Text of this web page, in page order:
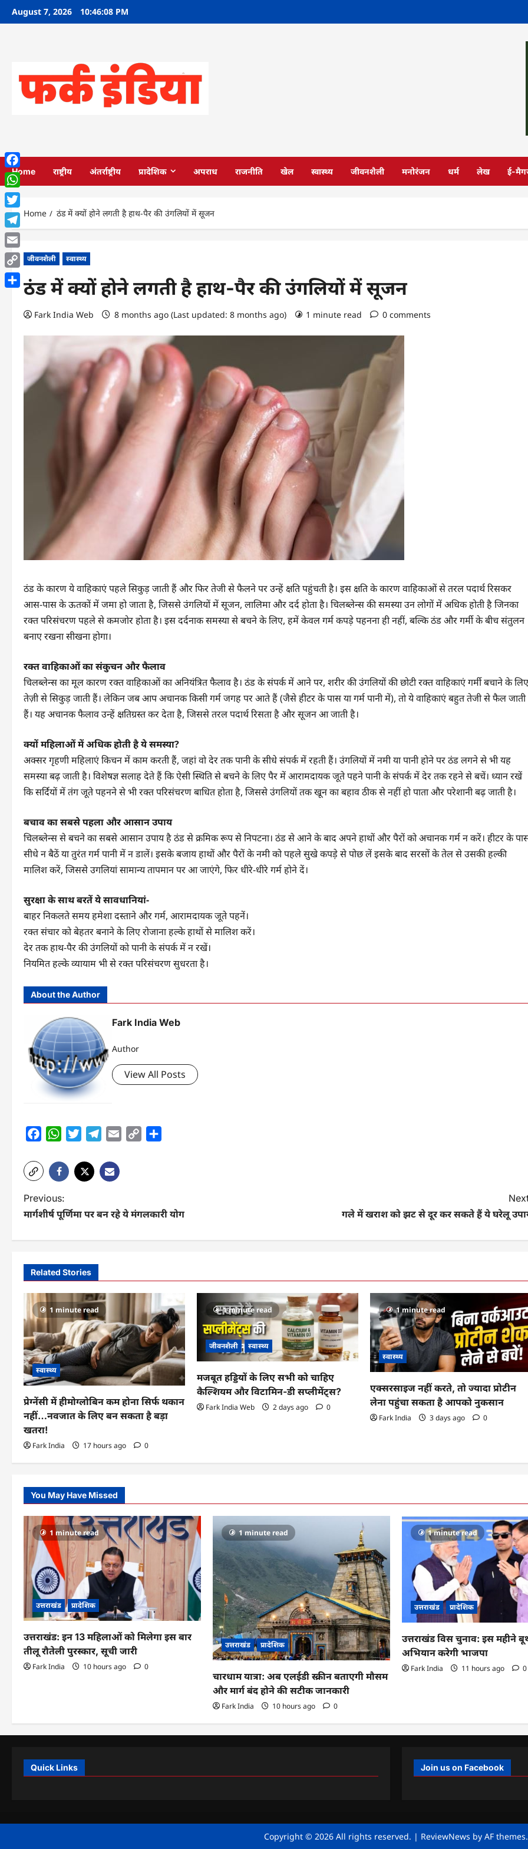
SkipAugust 7, 2026 10:46:09 PM
Home राष्ट्रीय अंतर्राष्ट्रीय प्रादेशिक अपराध राजनीति खेल स्वास्थ्य जीवनशैली मनोरंजन धर्म लेख ई-
Home ठंड में क्यों होने लगती है हाथ-पैर की उंगलियों में सूजन
जीवनशैली स्वास्थ्य
ठंड में क्यों होने लगती है हाथ-पैर की उंगलियों में सूजन
Fark India Web 8 months ago (Last updated: 8 months ago) 1 minute read 0 comments
ठंड के कारण ये वाहिकाएं पहले सिकुड़ जाती हैं और फिर तेजी से फैलने पर उन्हें क्षति पहुंचती है। इस क्षति के कारण वाहिकाओं से तरल पदार्थ रिसकर
आस-पास के ऊतकों में जमा हो जाता है, जिससे उंगलियों में सूजन, लालिमा और दर्द होता है। चिलब्लेन्स की समस्या उन लोगों में अधिक होती है जिनका
रक्त परिसंचरण पहले से कमजोर होता है। इस दर्दनाक समस्या से बचने के लिए, हमें केवल गर्म कपड़े पहनना ही नहीं, बल्कि ठंड और गर्मी के बीच संतुलन
बनाए रखना सीखना होगा।
रक्त वाहिकाओं का संकुचन और फैलाव
चिलब्लेन्स का मूल कारण रक्त वाहिकाओं का अनियंत्रित फैलाव है। ठंड के संपर्क में आने पर, शरीर की उंगलियों की छोटी रक्त वाहिकाएं गर्मी बचाने के लिए
तेज़ी से सिकुड़ जाती हैं। लेकिन जब आप अचानक किसी गर्म जगह पर आते हैं (जैसे हीटर के पास या गर्म पानी में), तो ये वाहिकाएं बहुत तेजी से फैल जाती
हैं। यह अचानक फैलाव उन्हें क्षतिग्रस्त कर देता है, जिससे तरल पदार्थ रिसता है और सूजन आ जाती है।
क्यों महिलाओं में अधिक होती है ये समस्या?
अक्सर गृहणी महिलाएं किचन में काम करती हैं, जहां वो देर तक पानी के सीधे संपर्क में रहती हैं। उंगलियों में नमी या पानी होने पर ठंड लगने से भी यह
समस्या बढ़ जाती है। विशेषज्ञ सलाह देते हैं कि ऐसी स्थिति से बचने के लिए पैर में आरामदायक जूते पहने पानी के संपर्क में देर तक रहने से बचें। ध्यान रखें
कि सर्दियों में तंग जूते पहनने से भी रक्त परिसंचरण बाधित होता है, जिससे उंगलियों तक खून का बहाव ठीक से नहीं हो पाता और परेशानी बढ़ जाती है।
बचाव का सबसे पहला और आसान उपाय
चिलब्लेन्स से बचने का सबसे आसान उपाय है ठंड से क्रमिक रूप से निपटना। ठंड से आने के बाद अपने हाथों और पैरों को अचानक गर्म न करें। हीटर के
सीधे न बैठें या तुरंत गर्म पानी में न डालें। इसके बजाय हाथों और पैरों के नमी को पहले सुखे कपड़े से पोछ लें इसके बाद सरसों के तेल से उसकी हल्की
मालिश करें, जिससे उगलियां सामान्य तापमान पर आ जाएंगे, फिर धीरे-धीरे गर्म होने दें।
सुरक्षा के साथ बरतें ये सावधानियां-
बाहर निकलते समय हमेशा दस्ताने और गर्म, आरामदायक जूते पहनें।
रक्त संचार को बेहतर बनाने के लिए रोजाना हल्के हाथों से मालिश करें।
देर तक हाथ-पैर की उंगलियों को पानी के संपर्क में न रखें।
नियमित हल्के व्यायाम भी से रक्त परिसंचरण सुधरता है।
About the Author
Fark India Web
Author
View All Posts
FacebookWhatsAppTwitterTelegram
Email
Copy
P
o
s
t
n
v
i
g
a
t
i
Previous:
मार्गशीर्ष पूर्णिमा पर बन रहे ये मंगलकारी योग
गले में खराश को झट से दूर कर सकते हैं ये घरेलू
Related Stories
1 minute read
स्वास्थ्य
प्रेग्नेंसी में हीमोग्लोबिन कम होना सिर्फ थकान
नहीं…नवजात के लिए बन सकता है बड़ा
खतरा!
Fark India 17 hours ago 0
1 minute read
जीवनशैली स्वास्थ्य
मजबूत हड्डियों के लिए सभी को चाहिए
कैल्शियम और विटामिन-डी सप्लीमेंट्स?
Fark India Web 2 days ago 0
1 minute read
स्वास्थ्य
एक्सरसाइज नहीं करते, तो ज्यादा प्रोटीन
लेना पहुंचा सकता है आपको नुकसान
Fark India 3 days ago 0
You May Have Missed
1 minute read
उत्तराखंड प्रादेशिक
उत्तराखंड: इन 13 महिलाओं को मिलेगा इस बार
तीलू रौतेली पुरस्कार, सूची जारी
Fark India 10 hours ago 0
1 minute read
उत्तराखंड प्रादेशिक
चारधाम यात्रा: अब एलईडी स्क्रीन बताएगी मौसम
और मार्ग बंद होने की सटीक जानकारी
Fark India 10 hours ago 0
1 minute read
उत्तराखंड प्रादेशिक
उत्तराखंड विस चुनाव: इस महीने
अभियान करेगी भाजपा
Fark India 11 hours ago 0
Quick Links Join us on Facebook
Copyright © 2026 All rights reserved. | ReviewNews by AF themes.
Facebook
WhatsApp
Twitter
Telegram
Email
Copy
Link
Share